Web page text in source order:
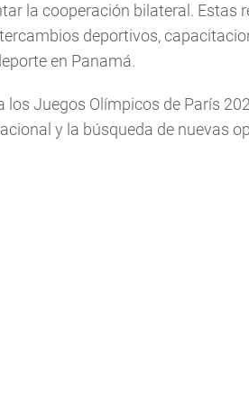
la cooperación bilateral. Estas
deportivos,
en Panamá.
los Juegos Olímpicos de París
y la búsqueda de nuevas